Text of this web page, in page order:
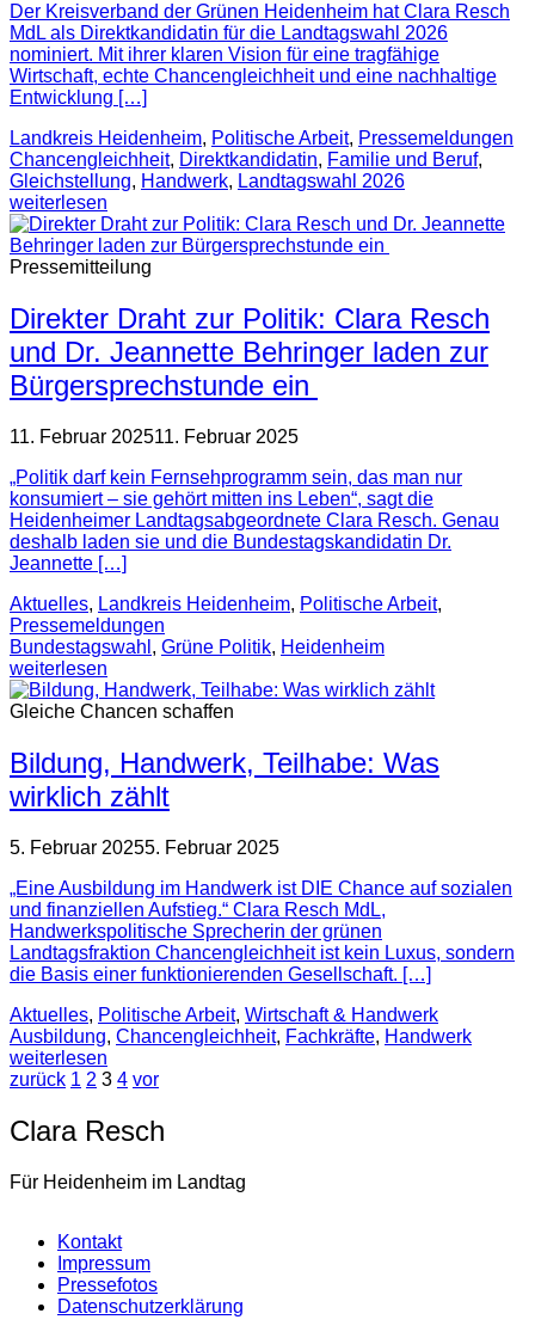
Der Kreisverband der Grünen Heidenheim hat Clara Resch
MdL als Direktkandidatin für die Landtagswahl 2026
nominiert. Mit ihrer klaren Vision für eine tragfähige
Wirtschaft, echte Chancengleichheit und eine nachhaltige
Entwicklung […]
Landkreis Heidenheim, Politische Arbeit, Pressemeldungen
Chancengleichheit, Direktkandidatin, Familie und Beruf,
Gleichstellung, Handwerk, Landtagswahl 2026
weiterlesen
Pressemitteilung
Direkter Draht zur Politik: Clara Resch
und Dr. Jeannette Behringer laden zur
Bürgersprechstunde ein
11. Februar 202511. Februar 2025
„Politik darf kein Fernsehprogramm sein, das man nur
konsumiert – sie gehört mitten ins Leben“, sagt die
Heidenheimer Landtagsabgeordnete Clara Resch. Genau
deshalb laden sie und die Bundestagskandidatin Dr.
Jeannette […]
Aktuelles, Landkreis Heidenheim, Politische Arbeit,
Pressemeldungen
Bundestagswahl , Grüne Politik, Heidenheim
weiterlesen
Gleiche Chancen schaffen
Bildung, Handwerk, Teilhabe: Was
wirklich zählt
5. Februar 20255. Februar 2025
„Eine Ausbildung im Handwerk ist DIE Chance auf sozialen
und finanziellen Aufstieg.“ Clara Resch MdL,
Handwerkspolitische Sprecherin der grünen
Landtagsfraktion Chancengleichheit ist kein Luxus, sondern
die Basis einer funktionierenden Gesellschaft. […]
Aktuelles, Politische Arbeit, Wirtschaft & Handwerk
Ausbildung, Chancengleichheit, Fachkräfte, Handwerk
weiterlesen
zurück 1 2 3 4 vor
Clara Resch
Für Heidenheim im Landtag
Kontakt
Impressum
Pressefotos
Datenschutzerklärung